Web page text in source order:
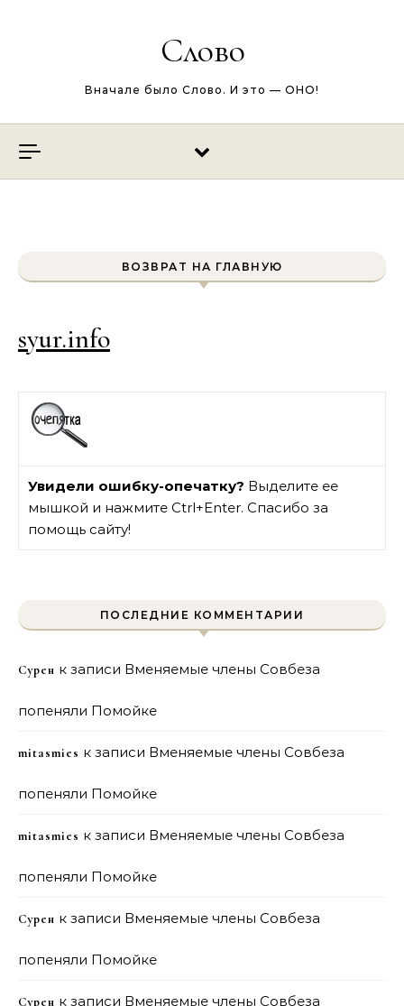
Слово
Вначале было Слово. И это — ОНО!
ВОЗВРАТ НА ГЛАВНУЮ
syur.info
Увидели ошибку-опечатку? Выделите ее
мышкой и нажмите Ctrl+Enter. Спасибо за
помощь сайту!
ПОСЛЕДНИЕ КОММЕНТАРИИ
Сурен к записи Вменяемые члены Совбеза
попеняли Помойке
mitasmies к записи Вменяемые члены Совбеза
попеняли Помойке
mitasmies к записи Вменяемые члены Совбеза
попеняли Помойке
Сурен к записи Вменяемые члены Совбеза
попеняли Помойке
Сурен к записи Вменяемые члены Совбеза